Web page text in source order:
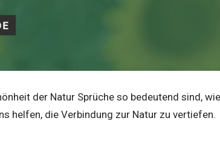
der Natur Sprüche so bedeutend sind,
helfen, die Verbindung zur Natur zu vertiefen.